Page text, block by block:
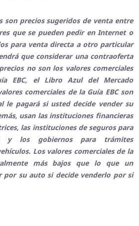
son precios sugeridos de venta entre
que se pueden pedir en Internet o
para venta directa a otro particular
que considerar una contraoferta
no son los valores comerciales
EBC, el Libro Azul del Mercado
comerciales de la Guía EBC son
le pagará si usted decide vender su
usan las instituciones financieras
las instituciones de seguros para
y los gobiernos para trámites
Los valores comerciales de la
más bajos que lo que un
por su auto si decide venderlo por si